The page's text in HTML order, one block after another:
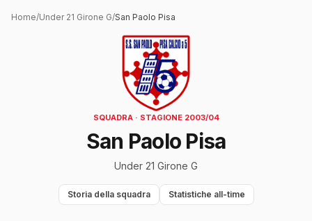
Home/Under 21 Girone G/San Paolo Pisa
SQUADRA · STAGIONE 2003/04
San Paolo Pisa
Under 21 Girone G
Storia della squadra Statistiche all-time